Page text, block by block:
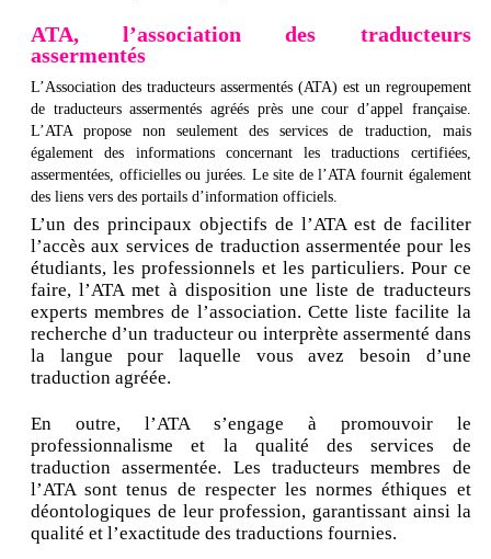
ATA, l’association des traducteurs
assermentés
L’Association des traducteurs assermentés (ATA) est un regroupement
de traducteurs assermentés agréés près une cour d’appel française.
L’ATA propose non seulement des services de traduction, mais
également des informations concernant les traductions certifiées,
assermentées, officielles ou jurées. Le site de l’ATA fournit également
des liens vers des portails d’information officiels.
L’un des principaux objectifs de l’ATA est de faciliter
l’accès aux services de traduction assermentée pour les
étudiants, les professionnels et les particuliers. Pour ce
faire, l’ATA met à disposition une liste de traducteurs
experts membres de l’association. Cette liste facilite la
recherche d’un traducteur ou interprète assermenté dans
la langue pour laquelle vous avez besoin d’une
traduction agréée.
En outre, l’ATA s’engage à promouvoir le
professionnalisme et la qualité des services de
traduction assermentée. Les traducteurs membres de
l’ATA sont tenus de respecter les normes éthiques et
déontologiques de leur profession, garantissant ainsi la
qualité et l’exactitude des traductions fournies.